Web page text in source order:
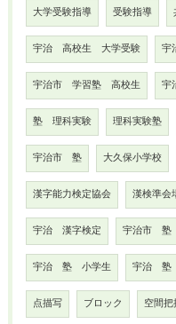
大学受験指導 受験指導
宇治 高校生 大学受験 宇
宇治市 学習塾 高校生 宇
塾 理科実験 理科実験塾
宇治市 塾 大久保小学校
漢字能力検定協会 漢検準会
宇治 漢字検定 宇治市 塾
宇治 塾 小学生 宇治 塾
点描写 ブロック 空間把